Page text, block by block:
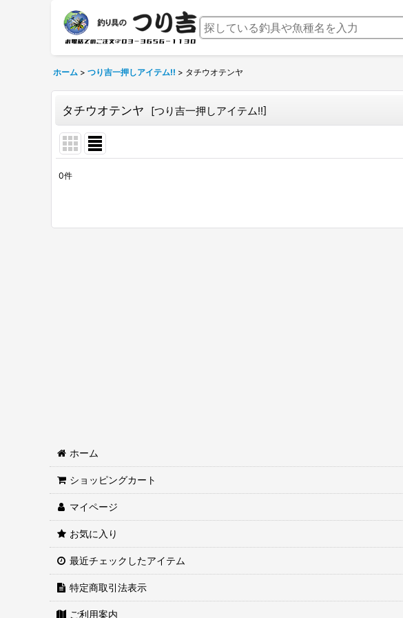
ホーム > つり吉一押しアイテム!! > タチウオテンヤ
タチウオテンヤ [つり吉一押しアイテム!!]
0件
ホーム
ショッピングカート
マイページ
お気に入り
最近チェックしたアイテム
特定商取引法表示
ご利用案内